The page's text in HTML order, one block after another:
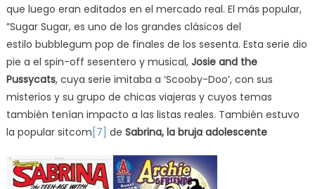
que luego eran editados en el mercado real. El más popular,
”Sugar Sugar, es uno de los grandes clásicos del
estilo bubblegum pop de finales de los sesenta. Esta serie dio
pie a el spin-off sesentero y musical, Josie and the
Pussycats, cuya serie imitaba a ‘Scooby-Doo’, con sus
misterios y su grupo de chicas viajeras y cuyos temas
también tenían impacto a las listas reales. También estuvo
la popular sitcom [7] de Sabrina, la bruja adolescente